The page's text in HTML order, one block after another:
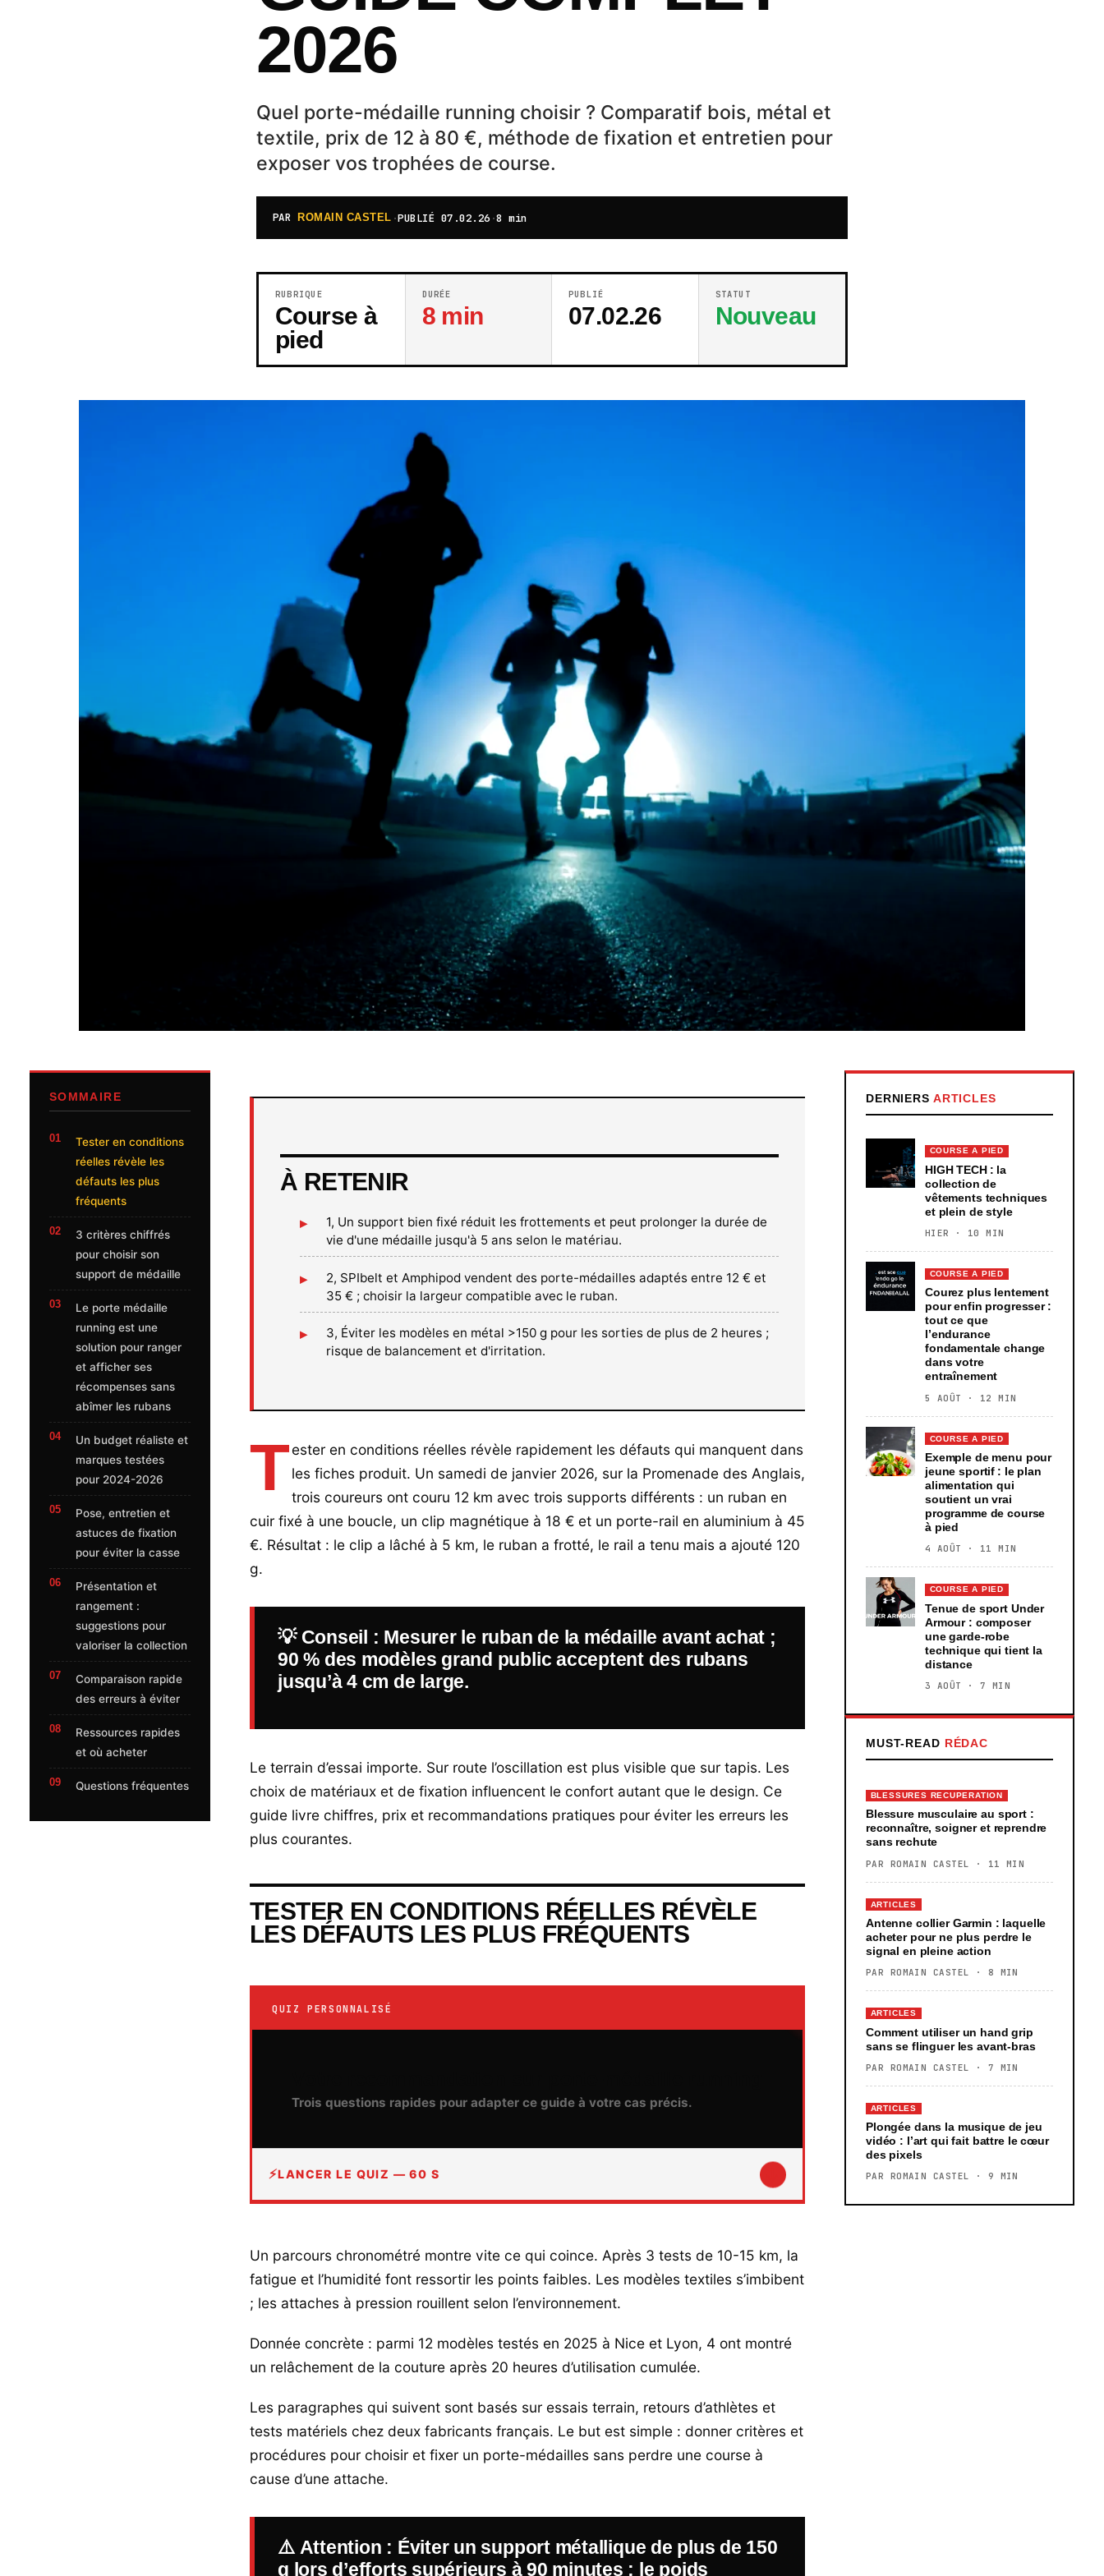
2026
Quel porte-médaille running choisir ? Comparatif bois, métal et
textile, prix de 12 à 80 €, méthode de fixation et entretien pour
exposer vos trophées de course.
PAR ROMAIN CASTEL ·PUBLIÉ 07.02.26 ·8 min
RUBRIQUE
Course à
pied
DURÉE
8 min
PUBLIÉ
07.02.26
STATUT
Nouveau
SOMMAIRE
Tester en conditions
réelles révèle les
défauts les plus
fréquents
3 critères chiffrés
pour choisir son
support de médaille
Le porte médaille
running est une
solution pour ranger
et afficher ses
récompenses sans
abîmer les rubans
Un budget réaliste et
marques testées
pour 2024-2026
Pose, entretien et
astuces de fixation
pour éviter la casse
Présentation et
rangement :
suggestions pour
valoriser la collection
Comparaison rapide
des erreurs à éviter
Ressources rapides
et où acheter
Questions fréquentes
À RETENIR
1, Un support bien fixé réduit les frottements et peut prolonger la durée de
vie d'une médaille jusqu'à 5 ans selon le matériau.
2, SPIbelt et Amphipod vendent des porte-médailles adaptés entre 12 € et
35 € ; choisir la largeur compatible avec le ruban.
3, Éviter les modèles en métal >150 g pour les sorties de plus de 2 heures ;
risque de balancement et d'irritation.
T ester en conditions réelles révèle rapidement les défauts qui manquent dans
les fiches produit. Un samedi de janvier 2026, sur la Promenade des Anglais,
trois coureurs ont couru 12 km avec trois supports différents : un ruban en
cuir fixé à une boucle, un clip magnétique à 18 € et un porte-rail en aluminium à 45
€. Résultat : le clip a lâché à 5 km, le ruban a frotté, le rail a tenu mais a ajouté 120
g.
💡Conseil : Mesurer le ruban de la médaille avant achat ;
90 % des modèles grand public acceptent des rubans
jusqu’à 4 cm de large.
Le terrain d’essai importe. Sur route l’oscillation est plus visible que sur tapis. Les
choix de matériaux et de fixation influencent le confort autant que le design. Ce
guide livre chiffres, prix et recommandations pratiques pour éviter les erreurs les
plus courantes.
TESTER EN CONDITIONS RÉELLES RÉVÈLE
LES DÉFAUTS LES PLUS FRÉQUENTS
QUIZ PERSONNALISÉ
Trois questions rapides pour adapter ce guide à votre cas précis.
LANCER LE QUIZ — 60 S
Un parcours chronométré montre vite ce qui coince. Après 3 tests de 10-15 km, la
fatigue et l’humidité font ressortir les points faibles. Les modèles textiles s’imbibent
; les attaches à pression rouillent selon l’environnement.
Donnée concrète : parmi 12 modèles testés en 2025 à Nice et Lyon, 4 ont montré
un relâchement de la couture après 20 heures d’utilisation cumulée.
Les paragraphes qui suivent sont basés sur essais terrain, retours d’athlètes et
tests matériels chez deux fabricants français. Le but est simple : donner critères et
procédures pour choisir et fixer un porte-médailles sans perdre une course à
cause d’une attache.
⚠️ Attention : Éviter un support métallique de plus de 150
g lors d’efforts supérieurs à 90 minutes ; le poids
DERNIERS ARTICLES
COURSE A PIED
HIGH TECH : la
collection de
vêtements techniques
et plein de style
HIER · 10 MIN
COURSE A PIED
Courez plus lentement
pour enfin progresser :
tout ce que
l’endurance
fondamentale change
dans votre
entraînement
5 AOÛT · 12 MIN
COURSE A PIED
Exemple de menu pour
jeune sportif : le plan
alimentation qui
soutient un vrai
programme de course
à pied
4 AOÛT · 11 MIN
COURSE A PIED
Tenue de sport Under
Armour : composer
une garde-robe
technique qui tient la
distance
3 AOÛT · 7 MIN
MUST-READ RÉDAC
BLESSURES RECUPERATION
Blessure musculaire au sport :
reconnaître, soigner et reprendre
sans rechute
PAR ROMAIN CASTEL · 11 MIN
ARTICLES
Antenne collier Garmin : laquelle
acheter pour ne plus perdre le
signal en pleine action
PAR ROMAIN CASTEL · 8 MIN
ARTICLES
Comment utiliser un hand grip
sans se flinguer les avant-bras
PAR ROMAIN CASTEL · 7 MIN
ARTICLES
Plongée dans la musique de jeu
vidéo : l’art qui fait battre le cœur
des pixels
PAR ROMAIN CASTEL · 9 MIN